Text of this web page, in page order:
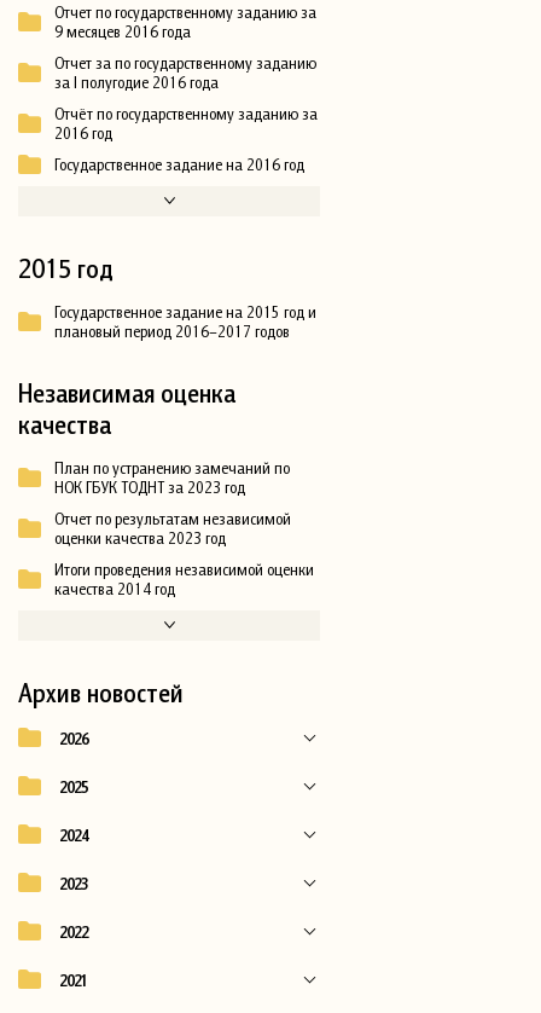
Отчет по государственному заданию за
9 месяцев 2016 года
Отчет за по государственному заданию
за I полугодие 2016 года
Отчёт по государственному заданию за
2016 год
Государственное задание на 2016 год
2015 год
Государственное задание на 2015 год и
плановый период 2016–2017 годов
Независимая оценка
качества
План по устранению замечаний по
НОК ГБУК ТОДНТ за 2023 год
Отчет по результатам независимой
оценки качества 2023 год
Итоги проведения независимой оценки
качества 2014 год
Архив новостей
2026
2025
2024
2023
2022
2021